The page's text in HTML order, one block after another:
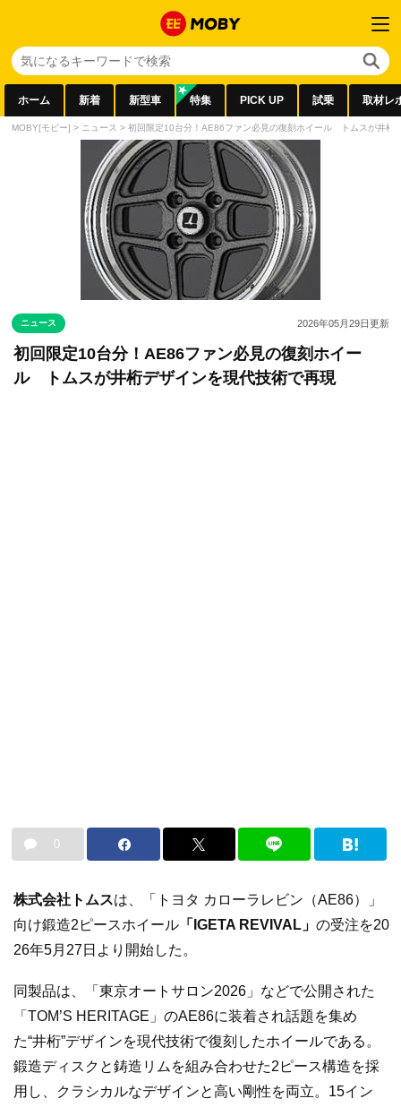
ホーム 新着 新型車 特集 PICK UP 試乗 取材レ
MOBY[モビー] > ニュース > 初回限定10台分！AE86ファン必見の復刻ホイール トムスが井桁
ニュース 2026年05月29日更新
初回限定10台分！AE86ファン必見の復刻ホイー
ル トムスが井桁デザインを現代技術で再現
0
株式会社トムスは、「トヨタ カローラレビン（AE86）」
向け鍛造2ピースホイール 「IGETA REVIVAL」 の受注を20
26年5月27日より開始した。
同製品は、「東京オートサロン2026」などで公開された
「TOM’S HERITAGE」のAE86に装着され話題を集め
た“井桁”デザインを現代技術で復刻したホイールである。
鍛造ディスクと鋳造リムを組み合わせた2ピース構造を採
用し、クラシカルなデザインと高い剛性を両立。15イン